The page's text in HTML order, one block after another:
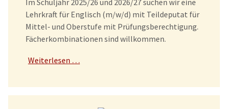
Im Schuljahr 2025/26 und 2026/27 suchen wir eine
Lehrkraft für Englisch (m/w/d) mit Teildeputat für
Mittel- und Oberstufe mit Prüfungsberechtigung.
Fächerkombinationen sind willkommen.
Weiterlesen …